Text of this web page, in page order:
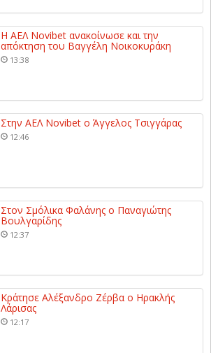
Η ΑΕΛ Novibet ανακοίνωσε και την
απόκτηση του Βαγγέλη Νοικοκυράκη
13:38
Στην ΑΕΛ Novibet ο Άγγελος Τσιγγάρας
12:46
Στον Σμόλικα Φαλάνης ο Παναγιώτης
Βουλγαρίδης
12:37
Κράτησε Αλέξανδρο Ζέρβα ο Ηρακλής
Λάρισας
12:17